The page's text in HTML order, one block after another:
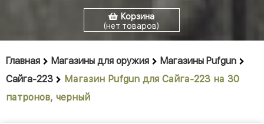
Корзина
(нет товаров)
Главная Магазины для оружия
Магазины Pufgun
Сайга-223
Магазин Pufgun для Сайга-223 на 30
патронов, черный